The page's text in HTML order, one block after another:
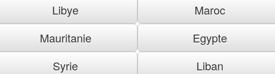
Libye
Maroc
Mauritanie
Egypte
Syrie
Liban